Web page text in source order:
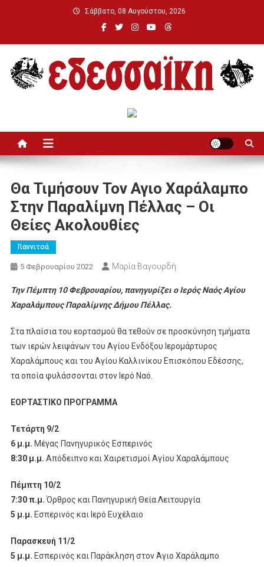
Σάββατο, 08 Αυγούστου, 2026
Θα Τιμήσουν Τον Αγιο Χαράλαμπο
Στην Παραλίμνη Πέλλας – Οι
Θείες Ακολουθίες
Γιαννιτσά
5 Φεβρουαρίου 2022 Μαρία Βαγουρδή
Την Πέμπτη 10 Φεβρουαρίου, πανηγυρίζει ο Ιερός Ναός Αγίου
Χαραλάμπους Παραλίμνης Δήμου Πέλλας.
Στα πλαίσια του εορτασμού θα τεθούν σε προσκύνηση τμήματα
των ιερών λειψάνων του Αγίου Ενδόξου Ιερομάρτυρος
Χαραλάμπους και του Αγίου Καλλινίκου Επισκόπου Εδέσσης,
τα οποία φυλάσσονται στον Ιερό Ναό.
ΕΟΡΤΑΣΤΙΚΟ ΠΡΟΓΡΑΜΜΑ
Τετάρτη 9/2
6 μ.μ. Μέγας Πανηγυρικός Εσπερινός
8:30 μ.μ. Απόδειπνο και Χαιρετισμοί Αγίου Χαραλάμπους
Πέμπτη 10/2
7:30 π.μ. Όρθρος και Πανηγυρική Θεία Λειτουργία
5 μ.μ. Εσπερινός και Ιερό Ευχέλαιο
Παρασκευή 11/2
5 μ.μ. Εσπερινός και Παράκληση στον Άγιο Χαράλαμπο